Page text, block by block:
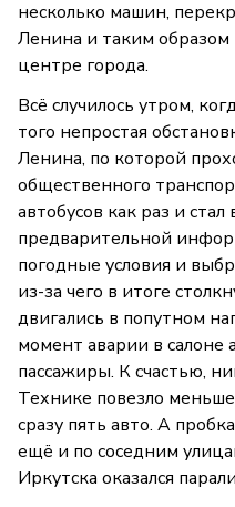
несколько машин,
Ленина и таким
центре города.
Всё случилось утром,
того непростая
Ленина, по которой
общественного
автобусов как раз и
предварительной
погодные условия и
из-за чего в итоге
двигались в попутном
момент аварии в салоне
пассажиры. К счастью,
Технике повезло
сразу пять авто. А
ещё и по соседним
Иркутска оказался